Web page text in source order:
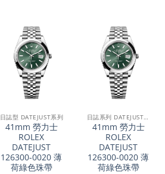
日誌型 DATEJUST系列
41mm 勞力士
ROLEX
DATEJUST
126300-0020 薄
荷綠色珠帶
日誌系列 DATEJUST 41
41mm 勞力士
ROLEX
DATEJUST
126300-0020 薄
荷綠色珠帶